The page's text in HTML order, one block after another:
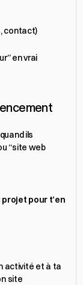
contact)
ils
“site web
pour t’en
activité et à ta
site